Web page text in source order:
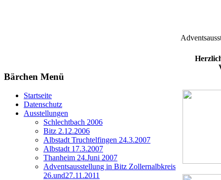
Bärchen Menü
Startseite
Datenschutz
Ausstellungen
Schlechtbach 2006
Bitz 2.12.2006
Albstadt Truchtelfingen 24.3.2007
Albstadt 17.3.2007
Thanheim 24.Juni 2007
Adventsausstellung in Bitz Zollernalbkreis
26.und27.11.2011